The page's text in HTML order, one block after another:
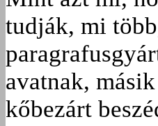
tudják, mi
avatnak,
kőbezárt